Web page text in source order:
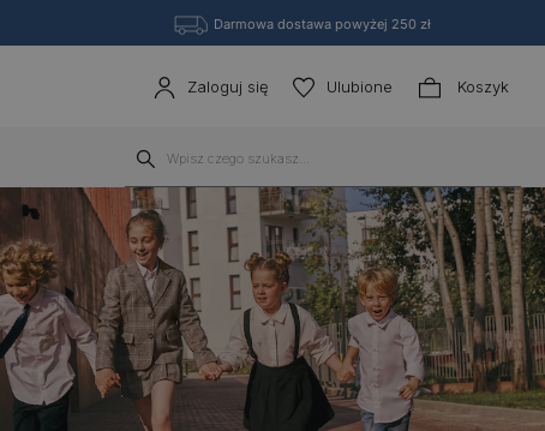
Darmowa dostawa powyżej 250 zł
Zaloguj się Ulubione Koszyk